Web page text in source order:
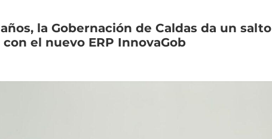
años, la Gobernación de Caldas da un salto
con el nuevo ERP InnovaGob